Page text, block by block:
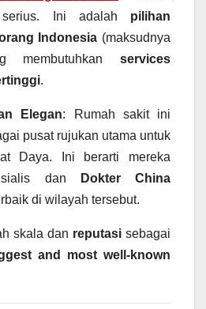
serius. Ini adalah pilihan
Indonesia (maksudnya
membutuhkan services
.
Elegan: Rumah sakit ini
pusat rujukan utama untuk
Daya. Ini berarti mereka
dan
Dokter China
di wilayah tersebut.
skala dan reputasi sebagai
and most well-known